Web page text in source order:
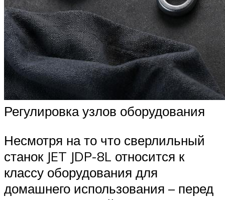
Регулировка узлов оборудования
Несмотря на то что сверлильный
станок JET JDP-8L относится к
классу оборудования для
домашнего использования – перед